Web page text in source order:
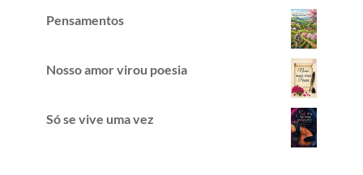
Pensamentos
Nosso amor virou poesia
Só se vive uma vez